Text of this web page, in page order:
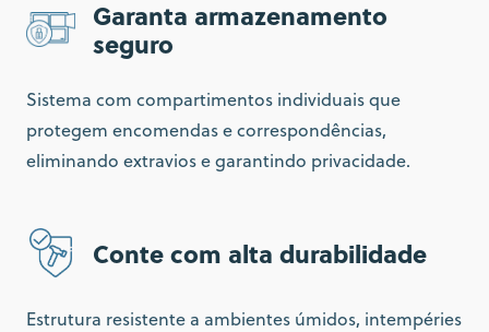
Garanta armazenamento
seguro
Sistema com compartimentos individuais que
protegem encomendas e correspondências,
eliminando extravios e garantindo privacidade.
Conte com alta durabilidade
Estrutura resistente a ambientes úmidos, intempéries